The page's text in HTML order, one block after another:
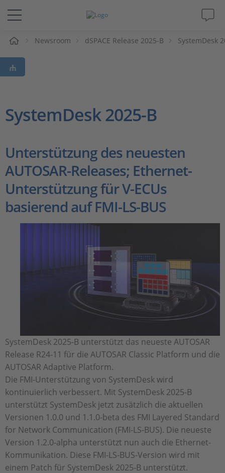
Lösungen & Produkte
Support
Unternehmen
Karriere
Newsroom dSPACE Release 2025-B SystemDesk
SystemDesk 2025-B
Unterstützung des neuesten
AUTOSAR-Releases; Ethernet-
Unterstützung für V-ECUs
basierend auf FMI-LS-BUS
SystemDesk 2025-B unterstützt das neueste AUTOSAR
Release R24-11 für die AUTOSAR Classic Platform und die
AUTOSAR Adaptive Platform.
Die FMI-Unterstützung von SystemDesk wird
kontinuierlich verbessert. Mit SystemDesk 2025-B
unterstützt SystemDesk jetzt zusätzlich die aktuellen
Versionen 1.0.0 und 1.1.0-beta des FMI Layered Standard
for Network Communication (FMI-LS-BUS). Die neueste
Version 1.2.0-alpha unterstützt nun auch die Ethernet-
Kommunikation. Diese FMI-LS-BUS-Version wird mit
einem Patch für SystemDesk 2025-B unterstützt.